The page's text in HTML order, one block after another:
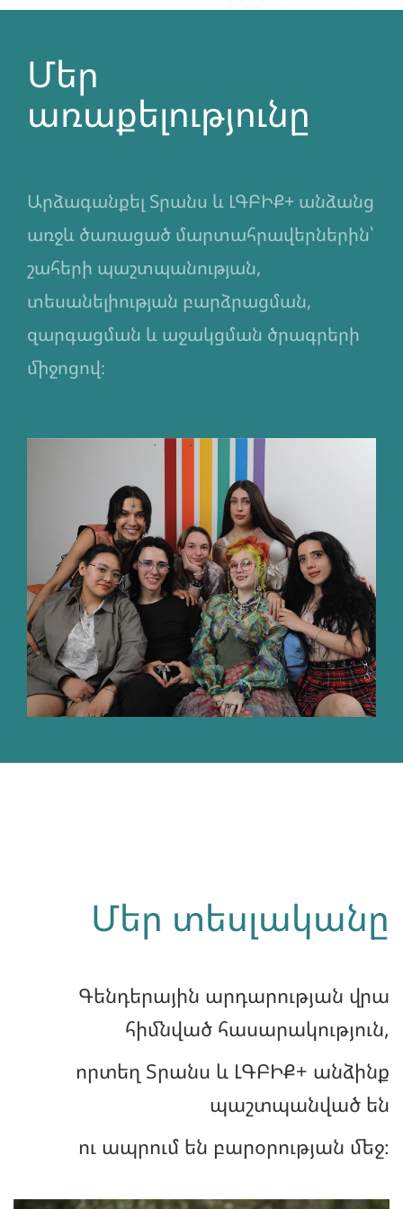
ծառայություններ, փոքր դրամաշնորհներ,
ճգնաժամային սոցիալական աջակցություն:
Մեր
առաքելությունը
Արձագանքել Տրանս և ԼԳԲԻՔ+ անձանց
առջև ծառացած մարտահրավերներին՝
շահերի պաշտպանության,
տեսանելիության բարձրացման,
զարգացման և աջակցման ծրագրերի
միջոցով։
Մեր տեսլականը
Գենդերային արդարության վրա
հիմնված հասարակություն,
որտեղ Տրանս և ԼԳԲԻՔ+ անձինք
պաշտպանված են
ու ապրում են բարօրության մեջ։